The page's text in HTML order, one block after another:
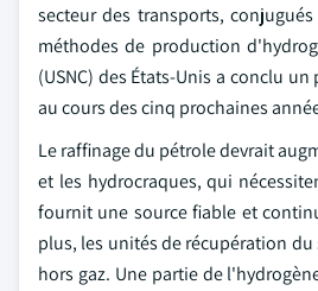
secteur des transports,
méthodes de production
(USNC) des États-Unis a conclu
au cours des cinq prochaines
Le raffinage du pétrole devrait
et les hydrocraques, qui
fournit une source fiable et
plus, les unités de récupération
hors gaz. Une partie de